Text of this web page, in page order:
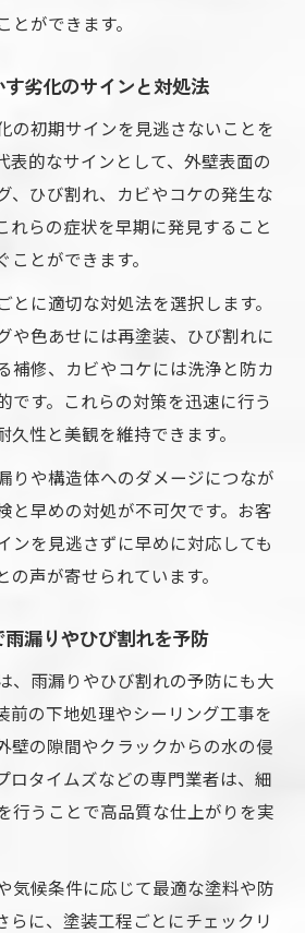
ができます。
劣化のサインと対処法
の初期サインを見逃さないことを
表的なサインとして、外壁表面の
、ひび割れ、カビやコケの発生な
れらの症状を早期に発見すること
とができます。
とに適切な対処法を選択します。
や色あせには再塗装、ひび割れに
補修、カビやコケには洗浄と防カ
です。これらの対策を迅速に行う
久性と美観を維持できます。
りや構造体へのダメージにつなが
と早めの対処が不可欠です。お客
ンを見逃さずに早めに対応しても
の声が寄せられています。
漏りやひび割れを予防
、雨漏りやひび割れの予防にも大
前の下地処理やシーリング工事を
壁の隙間やクラックからの水の侵
ロタイムズなどの専門業者は、細
行うことで高品質な仕上がりを実
気候条件に応じて最適な塗料や防
らに、塗装工程ごとにチェックリ